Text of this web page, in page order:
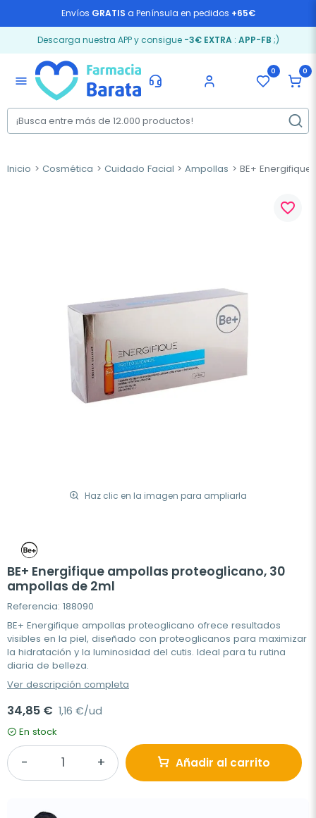
Envíos GRATIS a Península en pedidos +65€
Descarga nuestra APP y consigue -3€ EXTRA: APP-FB ;)
menu
0 0
Inicio Cosmética Cuidado Facial Ampollas BE+
Haz clic en la imagen para ampliarla
favorite_border
BE+ Energifique ampollas proteoglicano, 30
ampollas de 2ml
Referencia: 188090
BE+ Energifique ampollas proteoglicano ofrece resultados
visibles en la piel, diseñado con proteoglicanos para maximizar
la hidratación y la luminosidad del cutis. Ideal para tu rutina
diaria de belleza.
Ver descripción completa
34,85 € 1,16 €/ud
En stock
Añadir al carrito